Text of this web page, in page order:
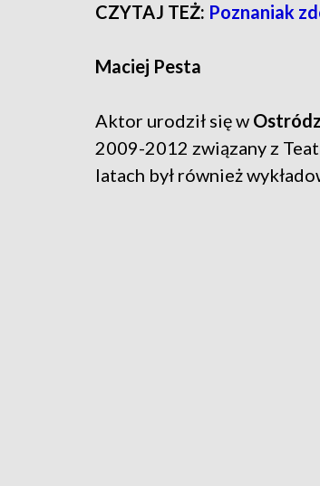
CZYTAJ TEŻ: Poznaniak
Maciej Pesta
Aktor urodził się w
2009-2012 związany z
latach był również